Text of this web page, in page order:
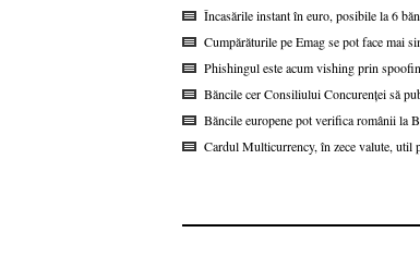
Încasările instant în euro, posibile la 6
Cumpărăturile pe Emag se pot face mai
Phishingul este acum vishing prin
Băncile cer Consiliului Concurenței să
Băncile europene pot verifica românii la
Cardul Multicurrency, în zece valute, util